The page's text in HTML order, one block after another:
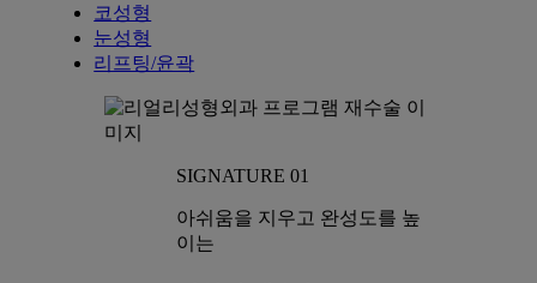
코성형
눈성형
리프팅/윤곽
SIGNATURE 01
아쉬움을 지우고 완성도를 높
이는